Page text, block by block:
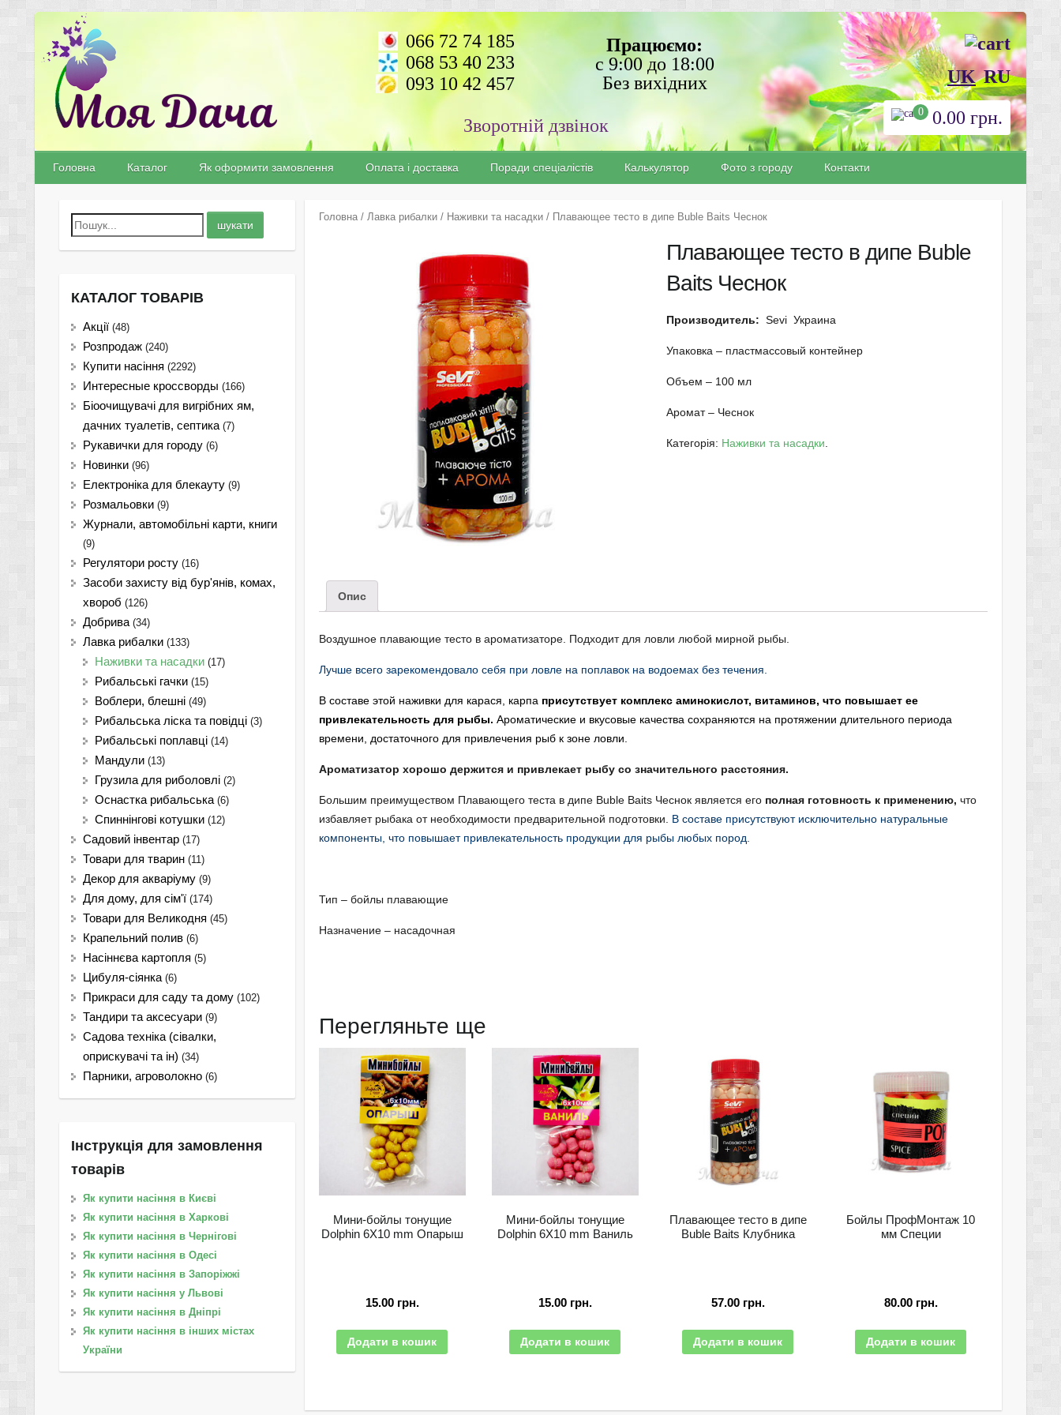
066 72 74 185
068 53 40 233
093 10 42 457
Працюємо:
с 9:00 до 18:00
Без вихідних
UK RU
0 0.00 грн.
Зворотній дзвінок
Головна Каталог Як оформити замовлення Оплата і доставка Поради спеціалістів Калькулятор Фото з городу Контакти
Головна/ Лавка рибалки/ Наживки та насадки/ Плавающее тесто в дипе Buble Baits Чеснок
Плавающее тесто в дипе Buble
Baits Чеснок
Производитель: Sevi Украина
Упаковка – пластмассовый контейнер
Объем – 100 мл
Аромат – Чеснок
Категорія: Наживки та насадки
Опис
Воздушное плавающие тесто в ароматизаторе. Подходит для ловли любой мирной рыбы.
Лучше всего зарекомендовало себя при ловле на поплавок на водоемах без течения.
В составе этой наживки для карася, карпа присутствует комплекс аминокислот, витаминов, что повышает ее
привлекательность для рыбы. Ароматические и вкусовые качества сохраняются на протяжении длительного периода
времени, достаточного для привлечения рыб к зоне ловли.
Ароматизатор хорошо держится и привлекает рыбу со значительного расстояния.
Большим преимуществом Плавающего теста в дипе Buble Baits Чеснок является его полная готовность к применению, что
избавляет рыбака от необходимости предварительной подготовки.
В составе присутствуют исключительно натуральные
компоненты, что повышает привлекательность продукции для рыбы любых пород.
Тип – бойлы плавающие
Назначение – насадочная
Перегляньте ще
Мини-бойлы тонущие
Dolphin 6X10 mm Опарыш
15.00 грн.
Додати в кошик
Мини-бойлы тонущие
Dolphin 6X10 mm Ваниль
15.00 грн.
Додати в кошик
Плавающее тесто в дипе
Buble Baits Клубника
57.00 грн.
Додати в кошик
Бойлы ПрофМонтаж 10
мм Специи
80.00 грн.
Додати в кошик
КАТАЛОГ ТОВАРІВ
Акції (48)
Розпродаж (240)
Купити насіння (2292)
Интересные кроссворды (166)
Біоочищувачі для вигрібних ям,
дачних туалетів, септика (7)
Рукавички для городу (6)
Новинки (96)
Електроніка для блекауту (9)
Розмальовки (9)
Журнали, автомобільні карти, книги
(9)
Регулятори росту (16)
Засоби захисту від бур'янів, комах,
хвороб (126)
Добрива (34)
Лавка рибалки (133)
Наживки та насадки (17)
Рибальські гачки (15)
Воблери, блешні (49)
Рибальська ліска та повідці (3)
Рибальські поплавці (14)
Мандули (13)
Грузила для риболовлі (2)
Оснастка рибальська (6)
Спиннінгові котушки (12)
Садовий інвентар (17)
Товари для тварин (11)
Декор для акваріуму (9)
Для дому, для сім'ї (174)
Товари для Великодня (45)
Крапельний полив (6)
Насіннєва картопля (5)
Цибуля-сіянка (6)
Прикраси для саду та дому (102)
Тандири та аксесуари (9)
Садова техніка (сівалки,
оприскувачі та ін) (34)
Парники, агроволокно (6)
Інструкція для замовлення
товарів
Як купити насіння в Києві
Як купити насіння в Харкові
Як купити насіння в Чернігові
Як купити насіння в Одесі
Як купити насіння в Запоріжжі
Як купити насіння у Львові
Як купити насіння в Дніпрі
Як купити насіння в інших містах
України